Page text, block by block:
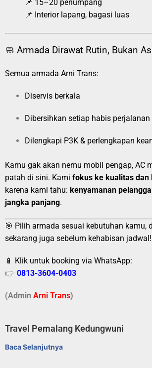
📌 15–20 penumpang
📌 Interior lapang, bagasi luas
🧼 Armada Dirawat Rutin, Bukan
Semua armada Arni Trans:
Diservis berkala
Dibersihkan setiap habis perjalanan
Dilengkapi P3K & perlengkapan
Kamu gak akan nemu mobil pengap, AC
patah di sini. Kami fokus ke kualitas dan
karena kami tahu: kenyamanan
jangka panjang.
🎯 Pilih armada sesuai kebutuhan kamu,
sekarang juga sebelum kehabisan jadwal!
📱 Klik untuk booking via WhatsApp:
👉 0813-3604-0403
(Admin Arni Trans)
Travel Pemalang Kedungwuni
Baca Selanjutnya